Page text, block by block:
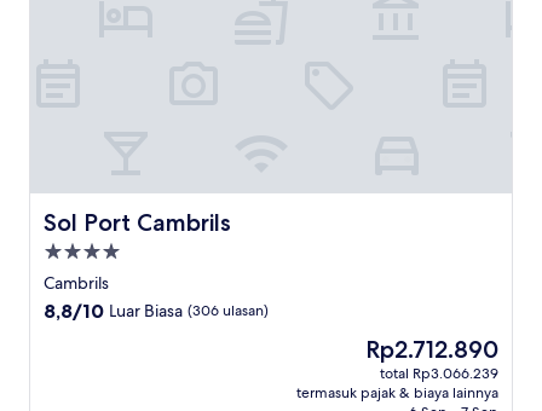
Sol Port Cambrils
Sol Port Cambrils
Properti
bintang
4.0
Cambrils
8.8
8,8/10 Luar Biasa (306 ulasan)
Harga
sekarang
Rp2.712.890
Rp2.712.890
total Rp3.066.239
termasuk pajak & biaya lainnya